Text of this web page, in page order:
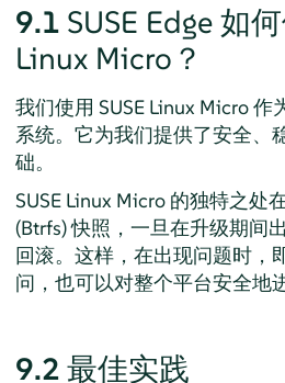
9.1 SUSE Edge 如
Linux Micro？
我们使用 SUSE Linux Micro
系统。它为我们提供了安全、
础。
SUSE Linux Micro 的独特之处
(Btrfs) 快照，一旦在升级期间
回滚。这样，在出现问题时，
问，也可以对整个平台安全地
9.2 最佳实践